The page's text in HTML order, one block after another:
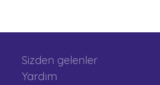
Sizden gelenler
Yardım